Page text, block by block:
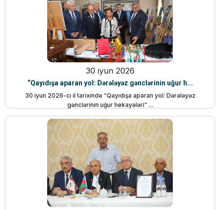
30 iyun 2026
“Qayıdışa aparan yol: Dərələyəz gənclərinin uğur h...
30 iyun 2026-cı il tarixində “Qayıdışa aparan yol: Dərələyəz
gənclərinin uğur hekayələri” ...